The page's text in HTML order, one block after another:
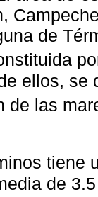
de
ellos, se
de las
tiene
de